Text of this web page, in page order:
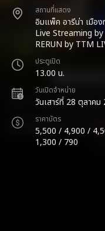
สถานที่แสดง
อิมแพ็ค อารีน่า เมือ
Live Streaming
RERUN by TTM
ประตูเปิด
13.00 น.
วันเปิดจำหน่าย
วันเสาร์ที่ 28 ตุลาค
ราคาบัตร
5,500 / 4,900 /
1,300 / 790